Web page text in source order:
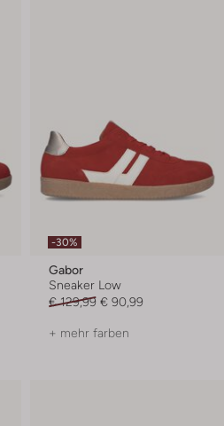
-30%
Gabor
Sneaker Low
€ 129,99 € 90,99
+ mehr farben